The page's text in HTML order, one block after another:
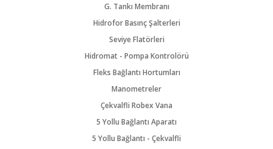
G. Tankı Membranı
Hidrofor Basınç Şalterleri
Seviye Flatörleri
Hidromat - Pompa Kontrolörü
Fleks Bağlantı Hortumları
Manometreler
Çekvalfli Robex Vana
5 Yollu Bağlantı Aparatı
5 Yollu Bağlantı - Çekvalfli